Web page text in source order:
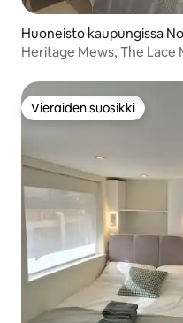
Huoneisto kaupungissa
Heritage Mews, The
Vieraiden suosikki
Vieraiden suosikki